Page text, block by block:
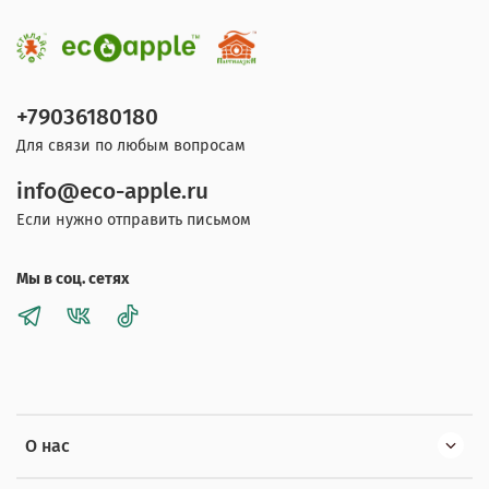
О нас
+79036180180
Для связи по любым вопросам
info@eco-apple.ru
Если нужно отправить письмом
Мы в соц. сетях